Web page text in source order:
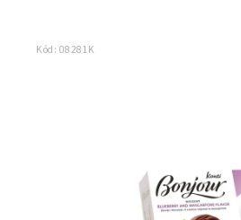
Kód: 08281K